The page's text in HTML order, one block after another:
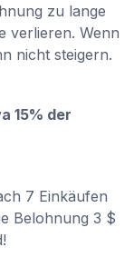
zu lange
verlieren. Wenn
nicht steigern.
15% der
7 Einkäufen
Belohnung 3 $